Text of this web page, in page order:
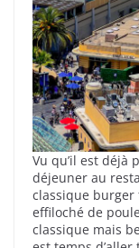
Vu qu’il est déjà
déjeuner au
classique
effiloché de
classique mais